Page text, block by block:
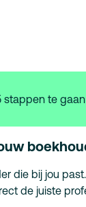
stappen te gaan
die bij jou
de juiste